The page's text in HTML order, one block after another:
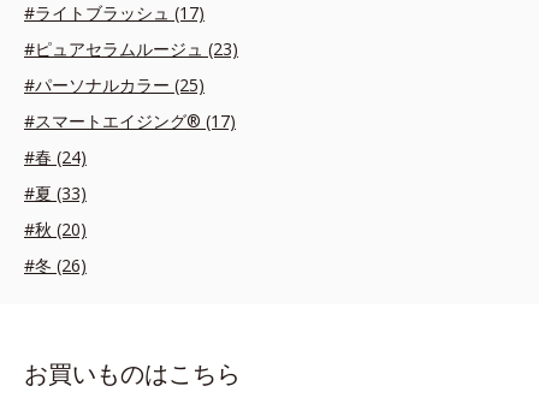
#ライトブラッシュ (17)
#ピュアセラムルージュ (23)
#パーソナルカラー (25)
#スマートエイジング® (17)
#春 (24)
#夏 (33)
#秋 (20)
#冬 (26)
お買いものはこちら